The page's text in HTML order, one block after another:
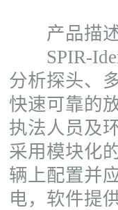
产品描
SPIR-
分析探头、
快速可靠的
执法人员及
采用模块化
辆上配置并
电，软件提